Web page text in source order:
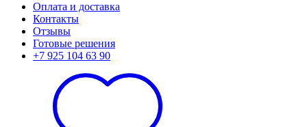
Оплата и доставка
Контакты
Отзывы
Готовые решения
+7 925 104 63 90